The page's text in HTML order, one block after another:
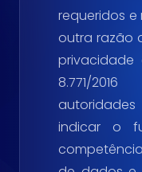
requeridos
outra razão
privacidade
8.771/
indicar o